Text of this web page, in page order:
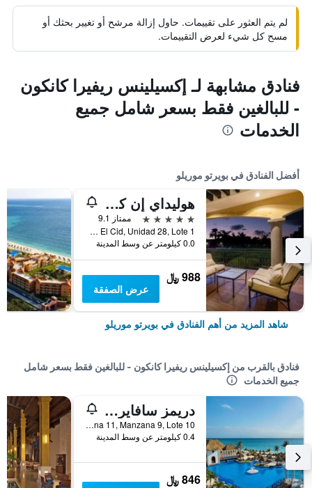
لم يتم العثور على تقييمات. حاول إزالة مرشح أو تغيير بحثك أو
مسح كل شيء لعرض التقييمات.
فنادق مشابهة لـ إكسيلينس ريفيرا كانكون
- للبالغين فقط بسعر شامل جميع
الخدمات
أفضل الفنادق في بويرتو موريلو
هوليداي إن كلوب فاكيشنز غراند ريزيدنسز باي آيتش جي
5 نجوم
ممتاز 9.1
Boulevard El Cid, Unidad 28, Lote 1, بويرتو موريلو, ولاية كينتانا رو, المكسيك
0.0 كيلومتر عن وسط المدينة
988 ﷼
عرض الصفقة
شاهد المزيد من أهم الفنادق في بويرتو موريلو
فنادق بالقرب من إكسيلينس ريفيرا كانكون - للبالغين فقط بسعر شامل
جميع الخدمات
دريمز سافاير ريزورت آند سبا -سشامامل جميع الخدمات
Super Manzana 11, Manzana 9, Lote 10, بويرتو موريلو, ولاية كينتانا رو, المكسيك
0.4 كيلومتر عن وسط المدينة
846 ﷼